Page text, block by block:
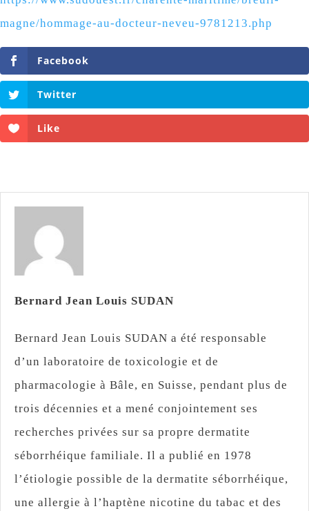
magne/hommage-au-docteur-neveu-9781213.php
Facebook
Twitter
Like
Bernard Jean Louis SUDAN
Bernard Jean Louis SUDAN a été responsable
d’un laboratoire de toxicologie et de
pharmacologie à Bâle, en Suisse, pendant plus de
trois décennies et a mené conjointement ses
recherches privées sur sa propre dermatite
séborrhéique familiale. Il a publié en 1978
l’étiologie possible de la dermatite séborrhéique,
une allergie à l’haptène nicotine du tabac et des